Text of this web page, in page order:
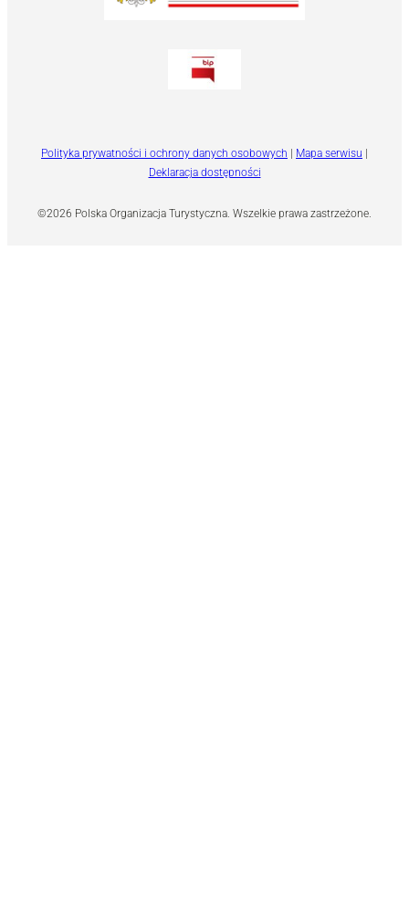
©2026 Polska Organizacja Turystyczna. Wszelkie prawa zastrzeżone.
Polityka prywatności i ochrony danych osobowych Mapa serwisu
Deklaracja dostępności